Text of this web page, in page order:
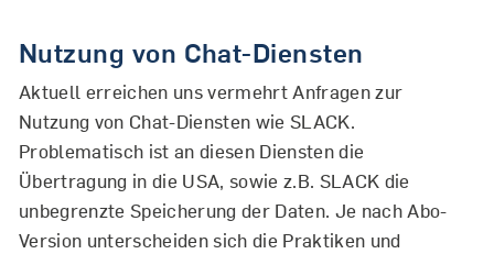
Nutzung von Chat-Diensten
Aktuell erreichen uns vermehrt Anfragen zur
Nutzung von Chat-Diensten wie SLACK.
Problematisch ist an diesen Diensten die
Übertragung in die USA, sowie z.B. SLACK die
unbegrenzte Speicherung der Daten. Je nach Abo-
Version unterscheiden sich die Praktiken und